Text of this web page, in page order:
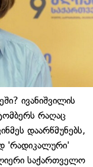
ივანიშვილის
რაღაც
დაარწმუნებს,
'რადიკალური'
საქართველო